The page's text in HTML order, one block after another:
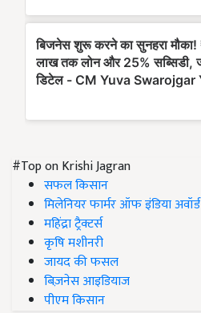
#Top on Krishi Jagran
सफल किसान
मिलेनियर फार्मर ऑफ इंडिया अवॉर्ड
महिंद्रा ट्रैक्टर्स
कृषि मशीनरी
जायद की फसल
बिज़नेस आइडियाज
पीएम किसान